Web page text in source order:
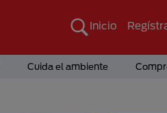
Inicio
Cuida el ambiente